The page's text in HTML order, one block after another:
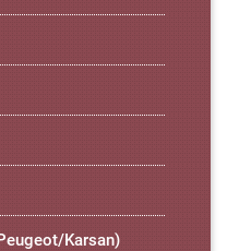
Karsan)